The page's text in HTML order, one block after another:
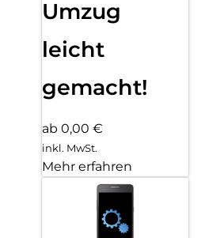
Umzug
leicht
gemacht!
ab 0,00 €
inkl. MwSt.
Mehr erfahren